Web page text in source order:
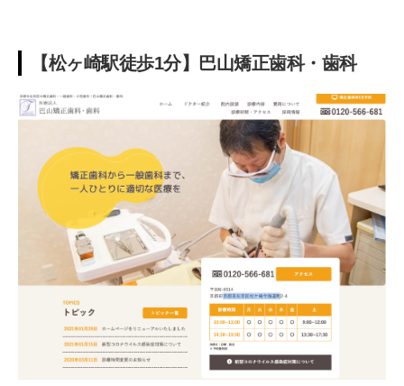
【松ヶ崎駅徒歩1分】巴山矯正歯科・歯科